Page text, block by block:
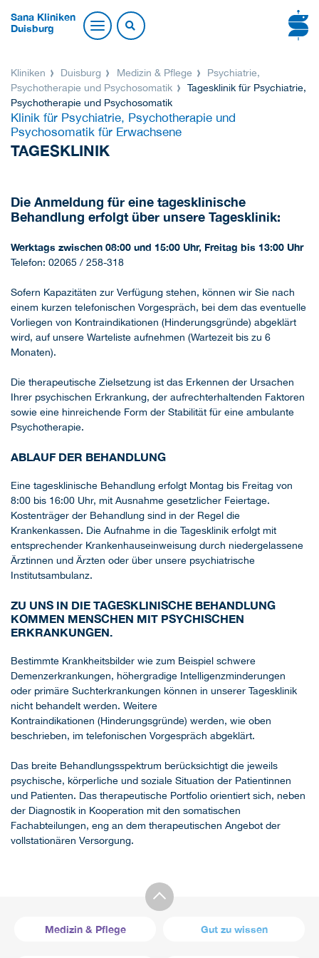
Sana Kliniken
Duisburg
Kliniken Duisburg Medizin & Pflege
Psychiatrie,
Psychotherapie und Psychosomatik
Tagesklinik für Psychiatrie,
Psychotherapie und Psychosomatik
Klinik für Psychiatrie, Psychotherapie und
Psychosomatik für Erwachsene
TAGESKLINIK
Die Anmeldung für eine tagesklinische
Behandlung erfolgt über unsere Tagesklinik:
Werktags zwischen 08:00 und 15:00 Uhr, Freitag bis 13:00 Uhr
Telefon: 02065 / 258-318
Sofern Kapazitäten zur Verfügung stehen, können wir Sie nach
einem kurzen telefonischen Vorgespräch, bei dem das eventuelle
Vorliegen von Kontraindikationen (Hinderungsgründe) abgeklärt
wird, auf unsere Warteliste aufnehmen (Wartezeit bis zu 6
Monaten).
Die therapeutische Zielsetzung ist das Erkennen der Ursachen
Ihrer psychischen Erkrankung, der aufrechterhaltenden Faktoren
sowie eine hinreichende Form der Stabilität für eine ambulante
Psychotherapie.
ABLAUF DER BEHANDLUNG
Eine tagesklinische Behandlung erfolgt Montag bis Freitag von
8:00 bis 16:00 Uhr, mit Ausnahme gesetzlicher Feiertage.
Kostenträger der Behandlung sind in der Regel die
Krankenkassen. Die Aufnahme in die Tagesklinik erfolgt mit
entsprechender Krankenhauseinweisung durch niedergelassene
Ärztinnen und Ärzten oder über unsere psychiatrische
Institutsambulanz.
ZU UNS IN DIE TAGESKLINISCHE BEHANDLUNG
KOMMEN MENSCHEN MIT PSYCHISCHEN
ERKRANKUNGEN.
Bestimmte Krankheitsbilder wie zum Beispiel schwere
Demenzerkrankungen, höhergradige Intelligenzminderungen
oder primäre Suchterkrankungen können in unserer Tagesklinik
nicht behandelt werden. Weitere
Kontraindikationen (Hinderungsgründe) werden, wie oben
beschrieben, im telefonischen Vorgespräch abgeklärt.
Das breite Behandlungsspektrum berücksichtigt die jeweils
psychische, körperliche und soziale Situation der Patientinnen
und Patienten. Das therapeutische Portfolio orientiert sich, neben
der Diagnostik in Kooperation mit den somatischen
Fachabteilungen, eng an dem therapeutischen Angebot der
vollstationären Versorgung.
Medizin & Pflege Gut zu wissen